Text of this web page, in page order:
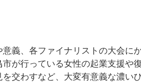
義、各ファイナリストの大会に
市が行っている女性の起業支援や
交わすなど、大変有意義な濃い